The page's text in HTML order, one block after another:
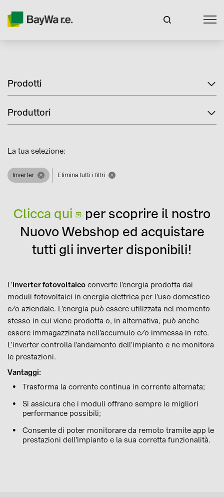
Prodotti
Produttori
La tua selezione:
Inverter Elimina tutti i filtri
Clicca qui
per scoprire il nostro
Nuovo Webshop ed acquistare
tutti gli inverter disponibili!
L'inverter fotovoltaico converte l'energia prodotta dai
moduli fotovoltaici in energia elettrica per l'uso domestico
e/o aziendale. L'energia può essere utilizzata nel momento
stesso in cui viene prodotta o, in alternativa, può anche
essere immagazzinata nell'accumulo e/o immessa in rete.
L'inverter controlla l'andamento dell'impianto e ne monitora
le prestazioni.
Vantaggi:
Trasforma la corrente continua in corrente alternata;
Si assicura che i moduli offrano sempre le migliori
performance possibili;
Consente di poter monitorare da remoto tramite app le
prestazioni dell'impianto e la sua corretta funzionalità.